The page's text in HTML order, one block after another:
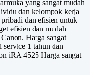
yang sangat mudah
dan kelompok kerja
dan efisien untuk
efisien dan mudah
Harga sangat
service 1 tahun dan
iRA 4525 Harga sangat